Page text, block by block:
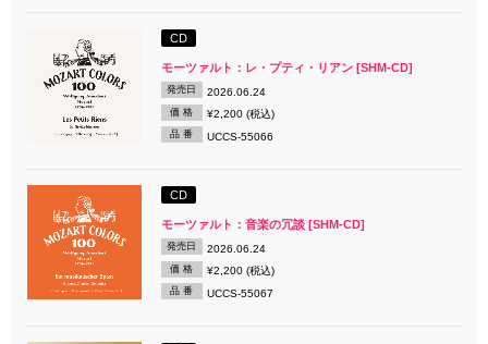
CD
モーツァルト：レ・プティ・リアン [SHM-CD]
発売日 2026.06.24
価 格 ¥2,200 (税込)
品 番 UCCS-55066
CD
モーツァルト：音楽の冗談 [SHM-CD]
発売日 2026.06.24
価 格 ¥2,200 (税込)
品 番 UCCS-55067